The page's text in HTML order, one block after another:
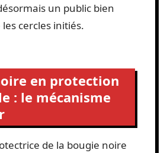
un public bien
cercles initiés.
en protection
: le mécanisme
de la bougie noire